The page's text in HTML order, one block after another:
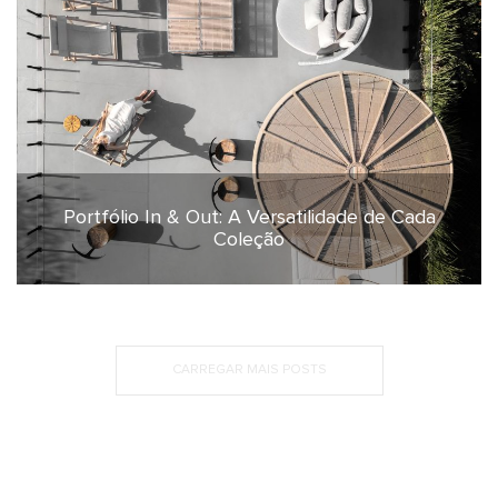
3 de dezembro de 2024
Portfólio In & Out: A Versatilidade de Cada
Coleção